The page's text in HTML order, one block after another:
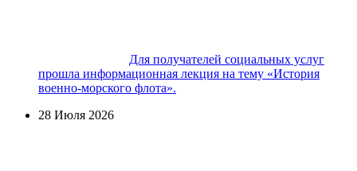
Для получателей социальных услуг
прошла информационная лекция на тему «История
военно-морского флота».
28 Июля 2026